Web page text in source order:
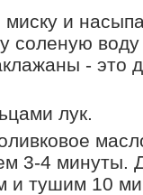
и
соленую
- это
лук.
3-4 минуты.
и тушим 10